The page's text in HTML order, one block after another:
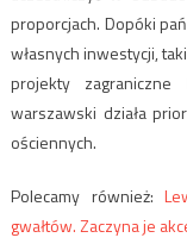
proporcjach. Dopóki
własnych inwestycji,
projekty
warszawski działa
ościennych.
Polecamy również:
gwałtów. Zaczyna je